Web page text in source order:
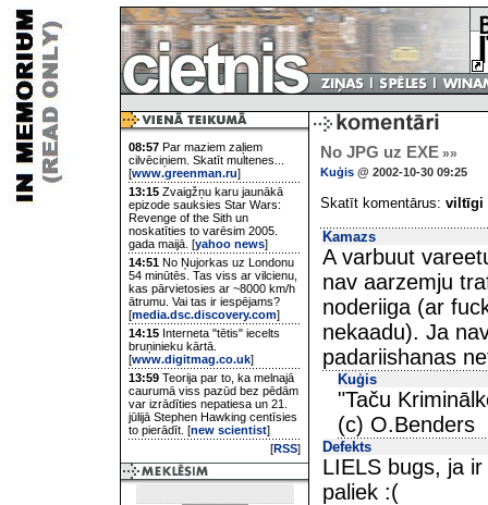
08:57 Par maziem zaļiem
cilvēciņiem. Skatīt multenes...
[www.greenman.ru]
13:15 Zvaigžņu karu jaunākā
epizode sauksies Star Wars:
Revenge of the Sith un
noskatīties to varēsim 2005.
gada maijā. [yahoo news]
14:51 No Ņujorkas uz Londonu
54 minūtēs. Tas viss ar vilcienu,
kas pārvietosies ar ~8000 km/h
ātrumu. Vai tas ir iespējams?
[media.dsc.discovery.com]
14:15 Interneta "tētis" iecelts
bruņinieku kārtā.
[www.digitmag.co.uk]
13:59 Teorija par to, ka melnajā
caurumā viss pazūd bez pēdām
var izrādīties nepatiesa un 21.
jūlijā Stephen Hawking centīsies
to pierādīt. [new scientist]
[RSS]
No JPG uz EXE »»
Kuģis @ 2002-10-30 09:25
Skatīt komentārus: viltīgi
Kamazs
A varbuut
nav aarzemju
noderiiga (ar
nekaadu). Ja
padariishanas
Kuģis
"Taču
(c) O.Benders
Defekts
LIELS bugs, ja
paliek :(